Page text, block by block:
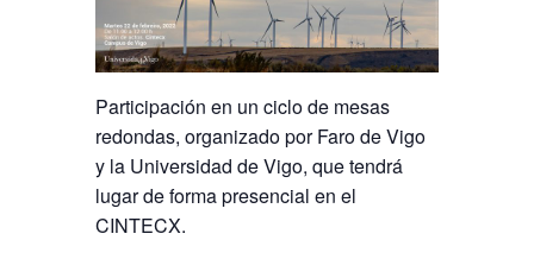
Participación en un ciclo de mesas
redondas, organizado por Faro de Vigo
y la Universidad de Vigo, que tendrá
lugar de forma presencial en el
CINTECX.